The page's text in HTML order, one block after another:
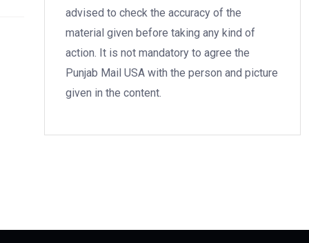
advised to check the accuracy of the
material given before taking any kind of
action. It is not mandatory to agree the
Punjab Mail USA with the person and picture
given in the content.